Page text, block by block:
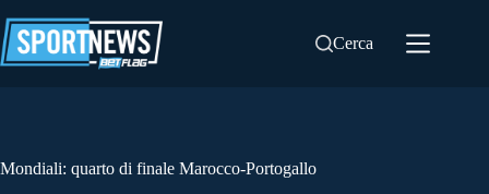
al
contenuto
Cerca
Mondiali: quarto di finale Marocco-Portogallo